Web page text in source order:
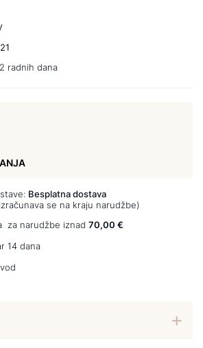
radnih dana
Besplatna dostava
se na kraju narudžbe)
za narudžbe iznad 70,00 €
14 dana